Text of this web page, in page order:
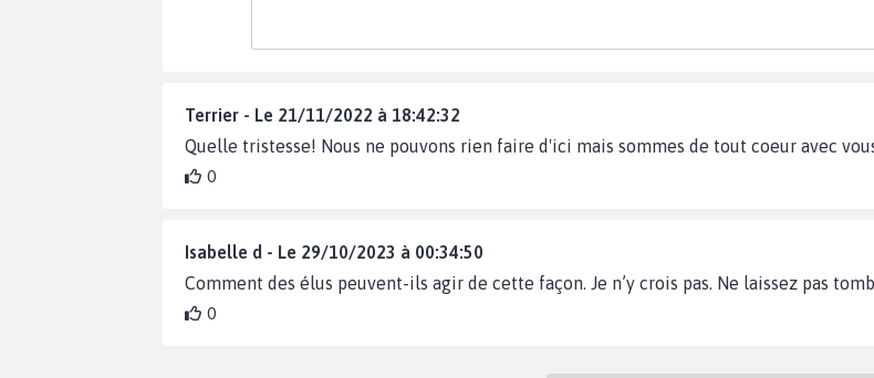
Terrier - Le 21/11/2022 à 18:42:32
Quelle tristesse! Nous ne pouvons rien faire d'ici mais sommes de tout coeur avec
0
Isabelle d - Le 29/10/2023 à 00:34:50
Comment des élus peuvent-ils agir de cette façon. Je n’y crois pas. Ne laissez pas
0